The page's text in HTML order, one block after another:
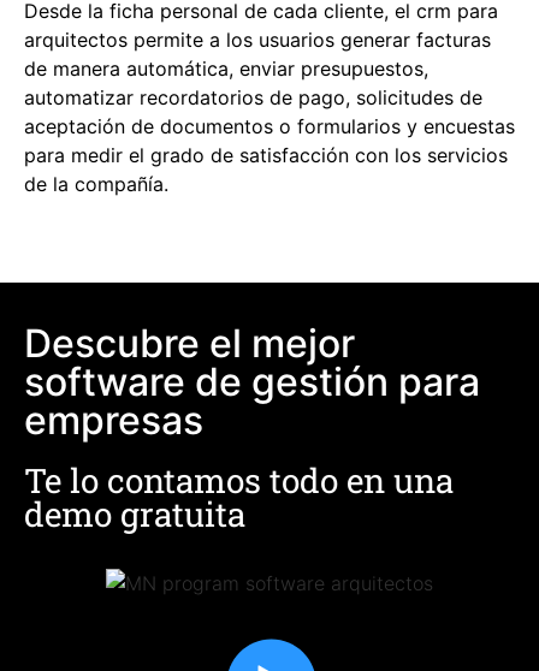
Desde la ficha personal de cada cliente, el crm para
arquitectos permite a los usuarios generar facturas
de manera automática, enviar presupuestos,
automatizar recordatorios de pago, solicitudes de
aceptación de documentos o formularios y encuestas
para medir el grado de satisfacción con los servicios
de la compañía.
Descubre el mejor
software de gestión para
empresas
Te lo contamos todo en una
demo gratuita